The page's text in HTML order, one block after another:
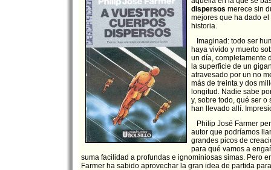
dispersos merece sin
mejores que ha dado
historia.
Imaginad: todo ser
haya vivido y muerto
un día, completamente
la superficie de un
atravesado por un no
más de treinta y dos
longitud. Nadie sabe
y, sobre todo, qué ser
han llevado allí.
Philip José Farmer
autor que podríamos
grandes picos de
para qué vamos a
suma facilidad a profundas e ignominiosas simas. Pero
Farmer ha sabido aprovechar la gran idea de partida